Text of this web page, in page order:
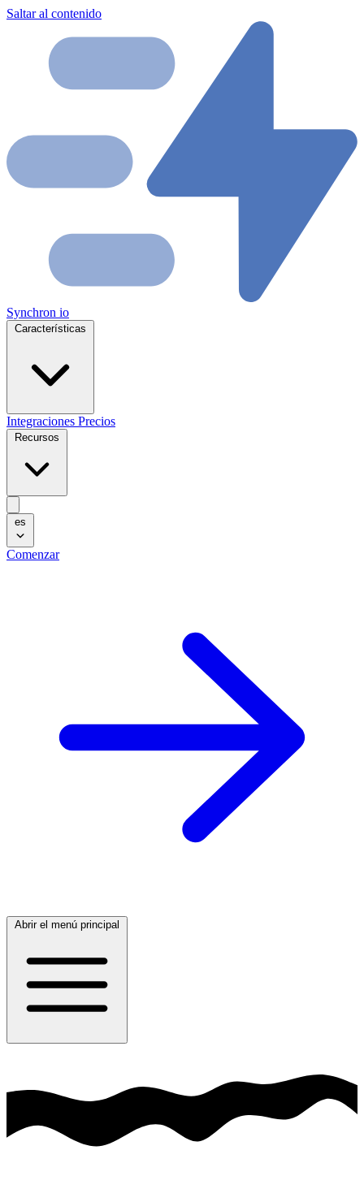
Saltar al contenido
Synchron io
Integraciones Precios
es
Comenzar
Abrir el menú principal